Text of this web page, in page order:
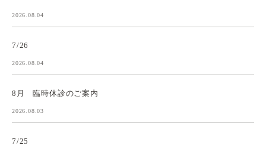
2026.08.04
7/26
2026.08.04
8月 臨時休診のご案内
2026.08.03
7/25